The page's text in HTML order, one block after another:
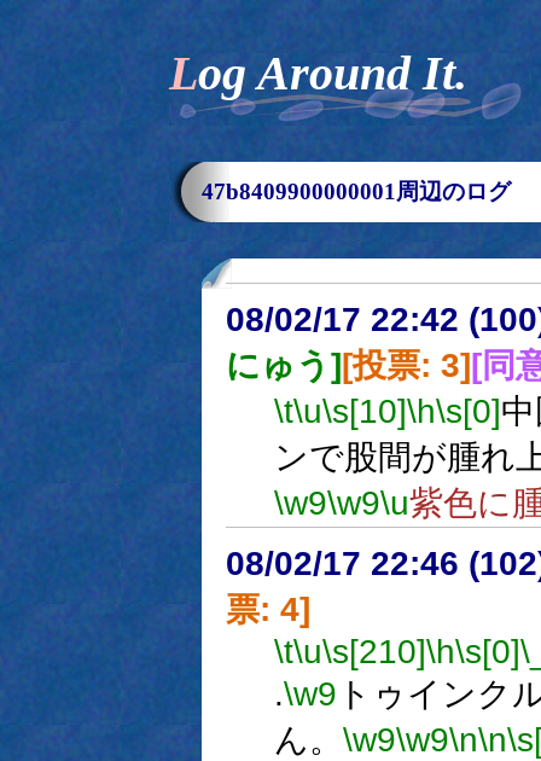
Log Around It.
47b8409900000001周辺のログ
08/02/17 22:42
にゅう][投票: 3][同
\t\u\s[10]\h\s[0]
ンで股間が腫れ
\w9\w9\u紫色に
08/02/17 22:46
票: 4]
\t\u\s[210]\h\s[0]
.\w9 トゥインク
ん。 \w9\w9\n\n